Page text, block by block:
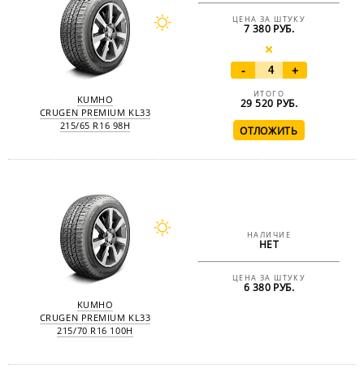
KUMHO
CRUGEN PREMIUM KL33
215/65 R16 98H
ЦЕНА ЗА ШТУКУ
7 380 РУБ.
- +
ИТОГО
29 520 РУБ.
KUMHO
CRUGEN PREMIUM KL33
215/70 R16 100H
НАЛИЧИЕ
НЕТ
ЦЕНА ЗА ШТУКУ
6 380 РУБ.